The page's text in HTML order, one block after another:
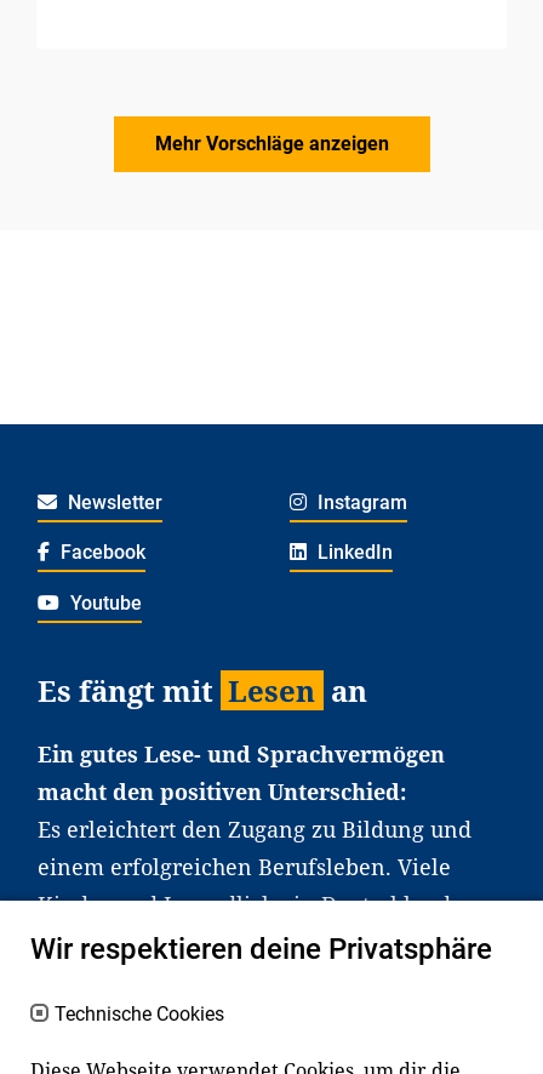
Mehr Vorschläge anzeigen
Newsletter Instagram
Facebook LinkedIn
Youtube
Es fängt mit Lesen an
Ein gutes Lese- und Sprachvermögen
macht den positiven Unterschied:
Es erleichtert den Zugang zu Bildung und
einem erfolgreichen Berufsleben. Viele
Kinder und Jugendliche in Deutschland
haben aber große Schwierigkeiten dabei.
an Familien sowie an Erzieher*innen,
Wir respektieren deine Privatsphäre
Technische Cookies